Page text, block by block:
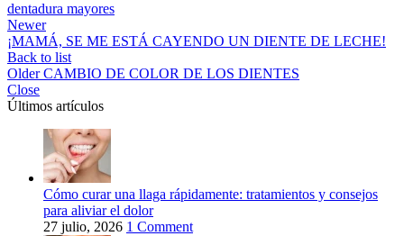
dentadura mayores
Newer
¡MAMÁ, SE ME ESTÁ CAYENDO UN DIENTE DE LECHE!
Back to list
Older CAMBIO DE COLOR DE LOS DIENTES
Close
Últimos artículos
Cómo curar una llaga rápidamente: tratamientos y consejos
para aliviar el dolor
27 julio, 2026 1 Comment